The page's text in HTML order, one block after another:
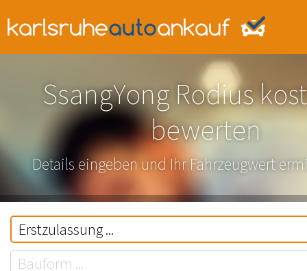
SsangYong Rodius
bewerten
Details eingeben und Ihr Fahrzeugwert